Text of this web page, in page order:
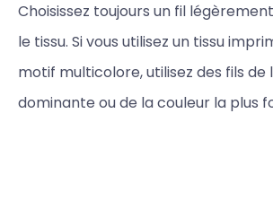
Choisissez toujours un fil
le tissu. Si vous utilisez un tissu
motif multicolore, utilisez des fils de
dominante ou de la couleur la plus